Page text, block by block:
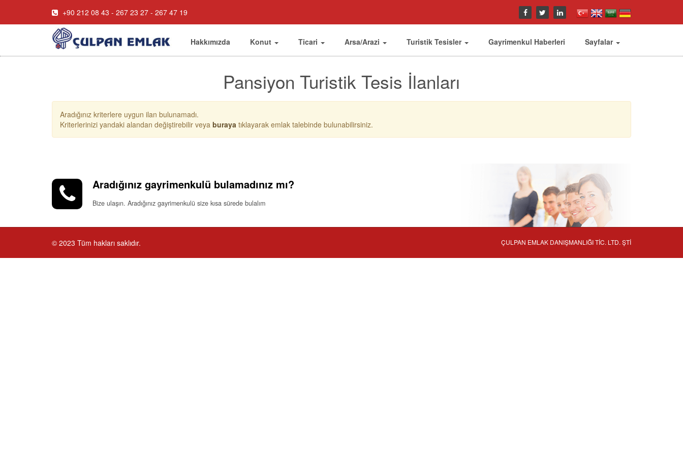
+90 212 08 43 - 267 23 27 - 267 47 19
Hakkımızda Konut Ticari Arsa/Arazi Turistik Tesisler Gayrimenkul Haberleri Sayfalar
Pansiyon Turistik Tesis İlanları
Aradığınız kriterlere uygun ilan bulunamadı.
Kriterlerinizi yandaki alandan değiştirebilir veya buraya tıklayarak emlak talebinde bulunabilirsiniz.
Aradığınız gayrimenkulü bulamadınız mı?
Bize ulaşın. Aradığınız gayrimenkulü size kısa sürede bulalım
© 2023 Tüm hakları saklıdır. ÇULPAN EMLAK DANIŞMANLIĞI TİC. LTD. ŞTİ